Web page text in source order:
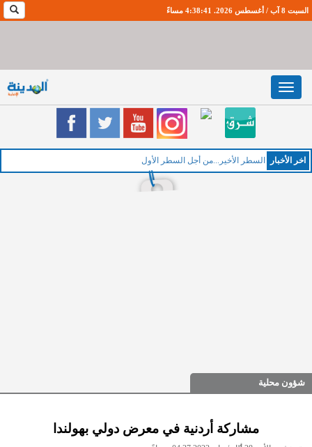
السبت 8 آب / أغسطس 2026. 4:38:42 مساءً
Toggle
navigation
اخر اﻷخبار الخم
شؤون محلية
مشاركة أردنية في معرض دولي بهولندا